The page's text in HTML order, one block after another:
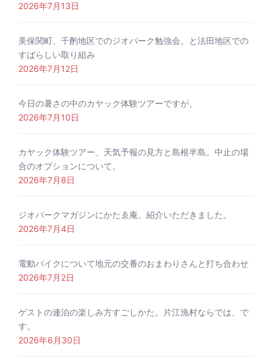
2026年7月13日
美保関町、千酌地区でのジオパーク勉強会。と法田地区での
すばらしい取り組み
2026年7月12日
今日の暑さの中のカヤック体験ツアーですが、
2026年7月10日
カヤック体験ツアー、天気予報の見方と島根半島。中止の場
合のオプションについて。
2026年7月8日
ジオパークマガジンにかたゑ庵、紹介いただきました。
2026年7月4日
電動バイクについて地元の交番のおまわりさんと打ち合わせ
2026年7月2日
ゲストの連泊の楽しみ方すごしかた。片江漁村ならでは、で
す。
2026年6月30日